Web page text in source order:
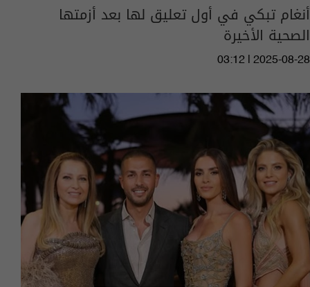
أنغام تبكي في أول تعليق لها بعد أزمتها
الصحية الأخيرة
03:12 | 2025-08-28